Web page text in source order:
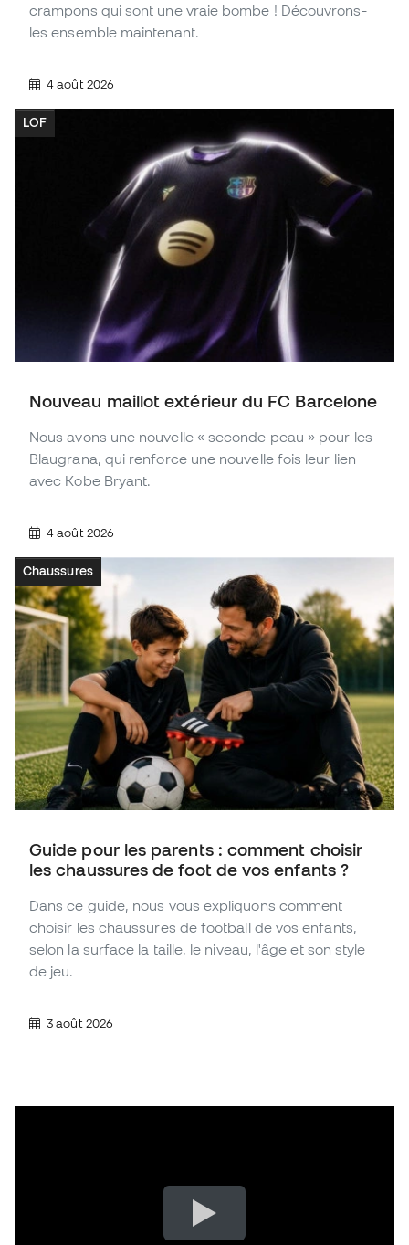
crampons qui sont une vraie bombe ! Découvrons-
les ensemble maintenant.
4 août 2026
LOF
Nouveau maillot extérieur du FC Barcelone
Nous avons une nouvelle « seconde peau » pour les
Blaugrana, qui renforce une nouvelle fois leur lien
avec Kobe Bryant.
4 août 2026
Chaussures
Guide pour les parents : comment choisir
les chaussures de foot de vos enfants ?
Dans ce guide, nous vous expliquons comment
choisir les chaussures de football de vos enfants,
selon la surface la taille, le niveau, l'âge et son style
de jeu.
3 août 2026